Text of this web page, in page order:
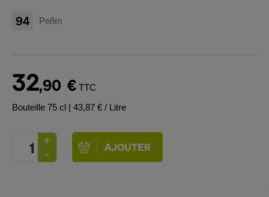
94 Peñín
32,90 € TTC
Bouteille 75 cl | 43,87 € / Litre